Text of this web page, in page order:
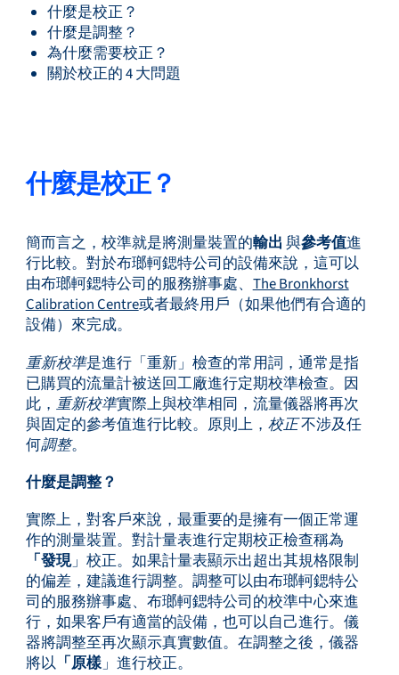
什麼是校正？
什麼是調整？
為什麼需要校正？
關於校正的 4 大問題
什麼是校正？
簡而言之，校準就是將測量裝置的輸出 與參考值進
行比較。對於布瑯軻鍶特公司的設備來說，這可以
由布瑯軻鍶特公司的服務辦事處、The Bronkhorst
Calibration Centre或者最終用戶（如果他們有合適的
設備）來完成。
重新校準是進行「重新」檢查的常用詞，通常是指
已購買的流量計被送回工廠進行定期校準檢查。因
此， 重新校準實際上與校準相同，流量儀器將再次
與固定的參考值進行比較。原則上， 校正不涉及任
何調整。
什麼是調整？
實際上，對客戶來說，最重要的是擁有一個正常運
作的測量裝置。對計量表進行定期校正檢查稱為
「發現」校正。如果計量表顯示出超出其規格限制
的偏差，建議進行調整。調整可以由布瑯軻鍶特公
司的服務辦事處、布瑯軻鍶特公司的校準中心來進
行，如果客戶有適當的設備，也可以自己進行。儀
器將調整至再次顯示真實數值。在調整之後，儀器
將以「原樣」進行校正。